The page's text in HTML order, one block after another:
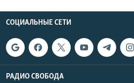
СОЦИАЛЬНЫЕ СЕТИ
РАДИО СВОБОДА